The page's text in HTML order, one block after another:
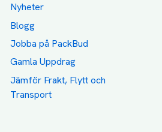
Nyheter
Blogg
Jobba på PackBud
Gamla Uppdrag
Jämför Frakt, Flytt och
Transport